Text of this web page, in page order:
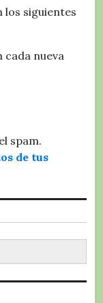
siguientes
nueva
spam.
de tus